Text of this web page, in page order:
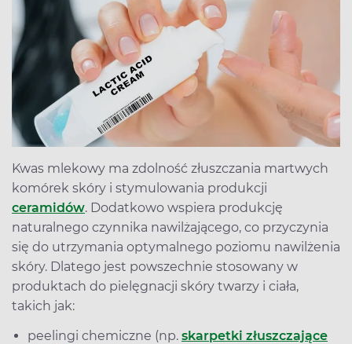
Kwas mlekowy ma zdolność złuszczania martwych
komórek skóry i stymulowania produkcji
ceramidów. Dodatkowo wspiera produkcję
naturalnego czynnika nawilżającego, co przyczynia
się do utrzymania optymalnego poziomu nawilżenia
skóry. Dlatego jest powszechnie stosowany w
produktach do pielęgnacji skóry twarzy i ciała,
takich jak:
peelingi chemiczne (np. skarpetki złuszczające